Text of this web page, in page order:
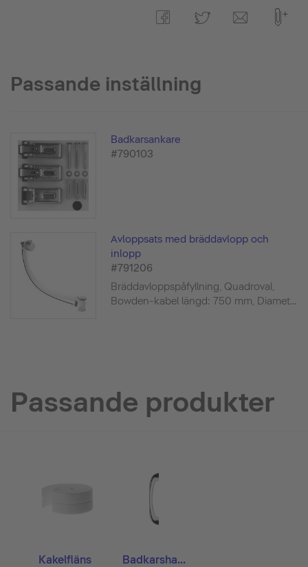
Passande inställning
Badkarsankare
#790103
Avloppsats med bräddavlopp och
inlopp
#791206
Bräddavloppspåfyllning, Quadroval,
Bowden-kabel längd: 750 mm, Diamet...
Passande produkter
Kakelfläns
Badkarsha...